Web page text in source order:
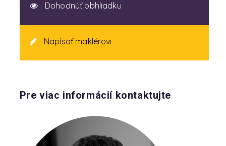
Dohodnúť obhliadku
Napísať maklérovi
Pre viac informácií kontaktujte